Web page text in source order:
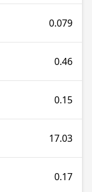
0.079
0.46
0.15
17.03
0.17